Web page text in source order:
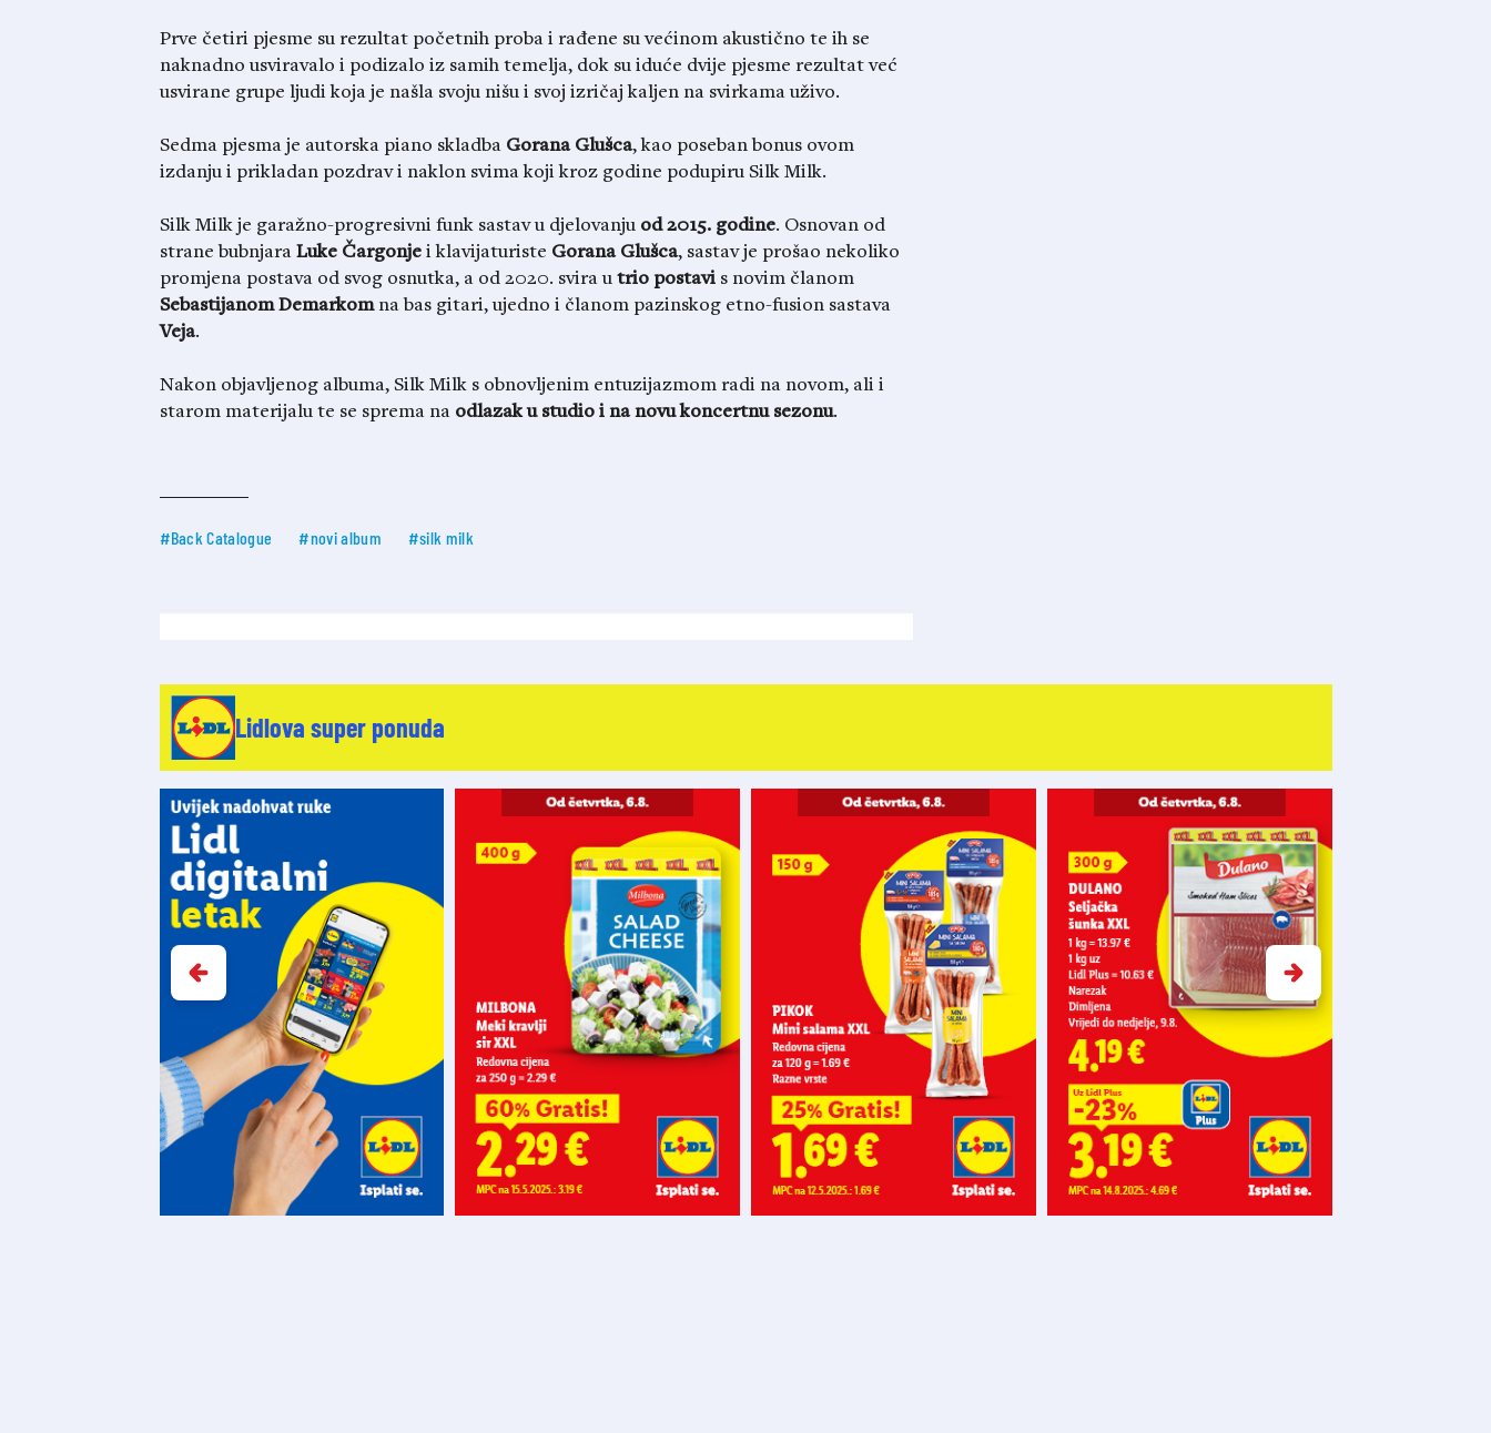
Prve četiri pjesme su rezultat početnih proba i rađene su većinom akustično te ih se
naknadno usviravalo i podizalo iz samih temelja, dok su iduće dvije pjesme rezultat već
usvirane grupe ljudi koja je našla svoju nišu i svoj izričaj kaljen na svirkama uživo.
Sedma pjesma je autorska piano skladba Gorana Glušca, kao poseban bonus ovom
izdanju i prikladan pozdrav i naklon svima koji kroz godine podupiru Silk Milk.
Silk Milk je garažno-progresivni funk sastav u djelovanju od 2015. godine. Osnovan od
strane bubnjara Luke Čargonjei klavijaturiste Gorana Glušca, sastav je prošao nekoliko
promjena postava od svog osnutka, a od 2020. svira u trio postavis novim članom
Sebastijanom Demarkomna bas gitari, ujedno i članom pazinskog etno-fusion sastava
Veja.
Nakon objavljenog albuma, Silk Milk s obnovljenim entuzijazmom radi na novom, ali i
starom materijalu te se sprema na odlazak u studio i na novu koncertnu sezonu.
#Back Catalogue #novi album #silk milk
Lidlova super ponuda